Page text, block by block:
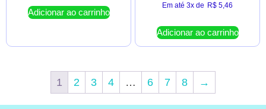
Adicionar ao carrinho
Em até 3x de R$ 5,46
Adicionar ao carrinho
1 2 3 4 … 6 7 8 →